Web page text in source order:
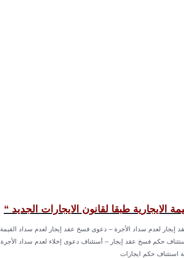
طبقا لقانون الايجارات الجديد “
لعدم سداد الأجرة – دعوى فسخ عقد إيجار لعدم سداد القيمة
حكم فسخ عقد إيجار – أستئناف دعوى إخلاء لعدم سداد الأجرة